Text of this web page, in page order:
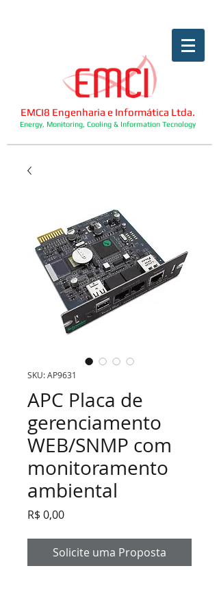
EMCI8 Engenharia e Informática Ltda.
Energy, Monitoring, Cooling & Information Tecnology
SKU: AP9631
APC Placa de
gerenciamento
WEB/SNMP com
monitoramento
ambiental
R$ 0,00Preço
Solicite uma Proposta